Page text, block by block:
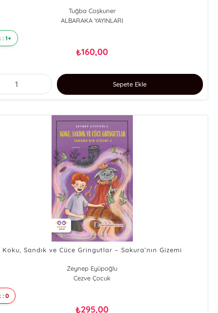
Tuğba Coşkuner
ALBARAKA YAYINLARI
: 1+
₺160,00
Sepete Ekle
Koku, Sandık ve Cüce Gringutlar – Sakura’nın Gizemi
Zeynep Eyüpoğlu
Cezve Çocuk
: 0
₺295,00